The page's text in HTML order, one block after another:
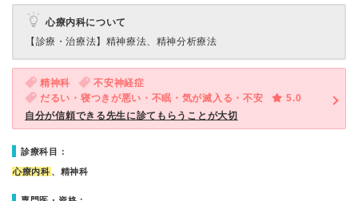
心療内科について
【診療・治療法】 精神療法、精神分析療法
精神科
不安神経症
だるい・寝つきが悪い・不眠・気が滅入る・不安
5.0
自分が信頼できる先生に診てもらうことが大切
診療科目：
心療内科 、精神科